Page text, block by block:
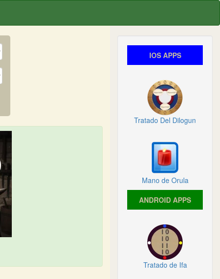
IOS APPS
Tratado Del Dilogun
Mano de Orula
ANDROID APPS
Tratado de Ifa